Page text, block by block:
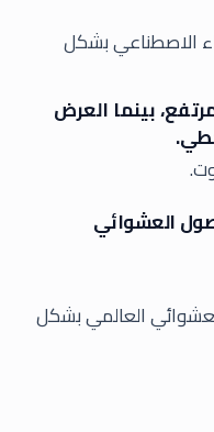
الاصطناعي بشكل
بينما العرض
العشوائي
العالمي بشكل